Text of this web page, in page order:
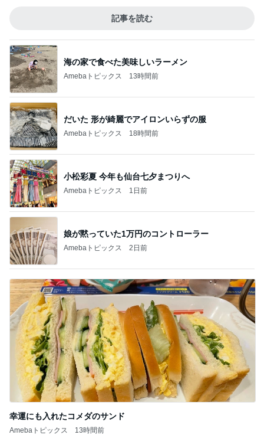
記事を読む
海の家で食べた美味しいラーメン
Amebaトピックス 13時間前
だいた 形が綺麗でアイロンいらずの服
Amebaトピックス 18時間前
小松彩夏 今年も仙台七夕まつりへ
Amebaトピックス 1日前
娘が黙っていた1万円のコントローラー
Amebaトピックス 2日前
幸運にも入れたコメダのサンド
Amebaトピックス 13時間前